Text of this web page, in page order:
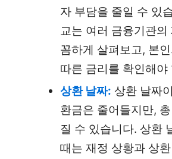
자 부담을 줄일 수 있
교는 여러 금융기관
꼼하게 살펴보고, 본
따른 금리를 확인해야
상환 날짜: 상환 날짜
환금은 줄어들지만,
질 수 있습니다. 상환
때는 재정 상황과 상